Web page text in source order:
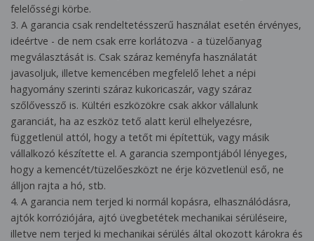
felelősségi körbe.
3. A garancia csak rendeltetésszerű használat esetén érvényes,
ideértve - de nem csak erre korlátozva - a tüzelőanyag
megválasztását is. Csak száraz keményfa használatát
javasoljuk, illetve kemencében megfelelő lehet a népi
hagyomány szerinti száraz kukoricaszár, vagy száraz
szőlővessző is. Kültéri eszközökre csak akkor vállalunk
garanciát, ha az eszköz tető alatt kerül elhelyezésre,
függetlenül attól, hogy a tetőt mi építettük, vagy másik
vállalkozó készítette el. A garancia szempontjából lényeges,
hogy a kemencét/tüzelőeszközt ne érje közvetlenül eső, ne
álljon rajta a hó, stb.
4. A garancia nem terjed ki normál kopásra, elhasználódásra,
ajtók korróziójára, ajtó üvegbetétek mechanikai sérüléseire,
illetve nem terjed ki mechanikai sérülés által okozott károkra és